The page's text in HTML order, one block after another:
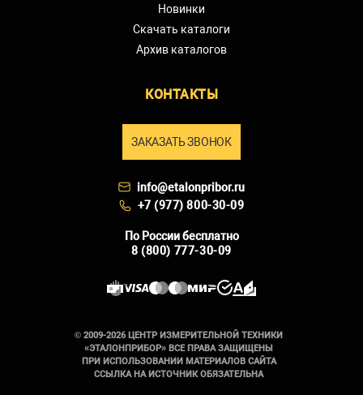
Новинки
Скачать каталоги
Архив каталогов
КОНТАКТЫ
ЗАКАЗАТЬ ЗВОНОК
info@etalonpribor.ru
+7 (977) 800-30-09
По России бесплатно
8 (800) 777-30-09
© 2009-2026 ЦЕНТР ИЗМЕРИТЕЛЬНОЙ ТЕХНИКИ
«ЭТАЛОНПРИБОР» ВСЕ ПРАВА ЗАЩИЩЕНЫ
ПРИ ИСПОЛЬЗОВАНИИ МАТЕРИАЛОВ САЙТА
ССЫЛКА НА ИСТОЧНИК ОБЯЗАТЕЛЬНА